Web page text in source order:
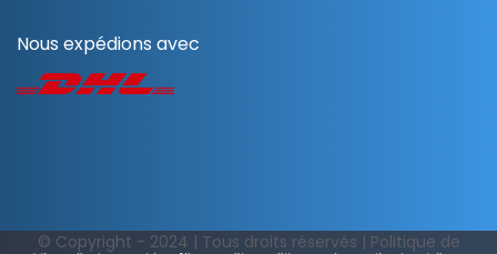
Nous expédions avec
© Copyright - 2024 | Tous droits réservés | Politique de